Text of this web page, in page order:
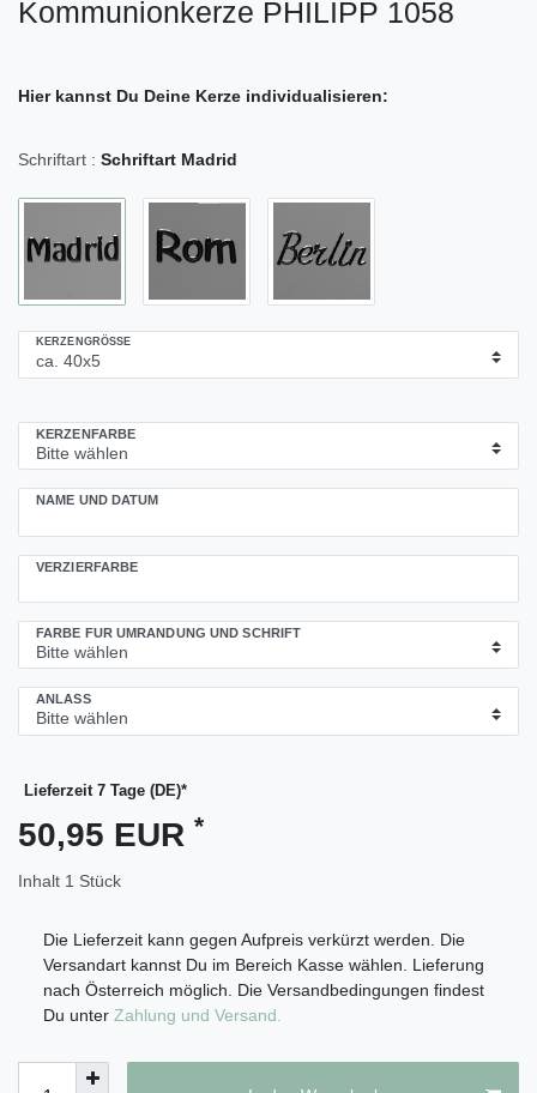
Kommunionkerze PHILIPP 1058
Hier kannst Du Deine Kerze individualisieren:
Schriftart : Schriftart Madrid
KERZENGRÖSSE
KERZENFARBE
NAME UND DATUM
VERZIERFARBE
FARBE FÜR UMRANDUNG UND SCHRIFT
ANLASS
Lieferzeit 7 Tage (DE)*
50,95 EUR *
Inhalt 1 Stück
Die Lieferzeit kann gegen Aufpreis verkürzt werden. Die
Versandart kannst Du im Bereich Kasse wählen. Lieferung
nach Österreich möglich. Die Versandbedingungen findest
Du unter Zahlung und Versand.